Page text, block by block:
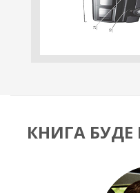
КНИГА